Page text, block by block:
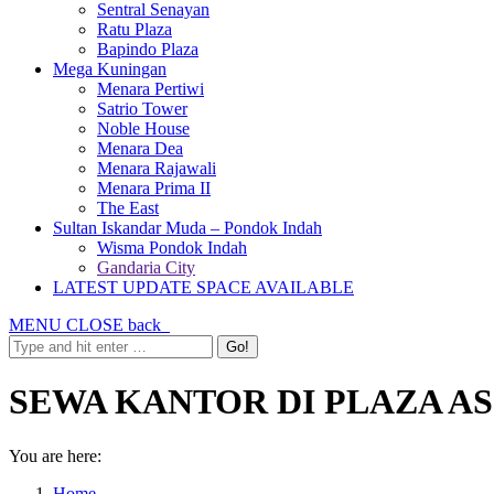
Sentral Senayan
Ratu Plaza
Bapindo Plaza
Mega Kuningan
Menara Pertiwi
Satrio Tower
Noble House
Menara Dea
Menara Rajawali
Menara Prima II
The East
Sultan Iskandar Muda – Pondok Indah
Wisma Pondok Indah
Gandaria City
LATEST UPDATE SPACE AVAILABLE
MENU CLOSE back
SEWA KANTOR DI PLAZA
You are here: